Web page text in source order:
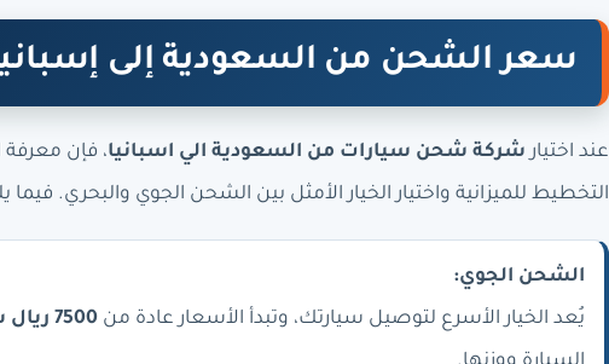
سعر الشحن من السعودية إلى
عند اختيار شركة شحن سيارات من السعودية الي اسبانيا، فإن
التخطيط للميزانية واختيار الخيار الأمثل بين الشحن الجوي والبحري.
الشحن الجوي:
يُعد الخيار الأسرع لتوصيل سيارتك، وتبدأ الأسعار عادة من 7500 ريال سعودي